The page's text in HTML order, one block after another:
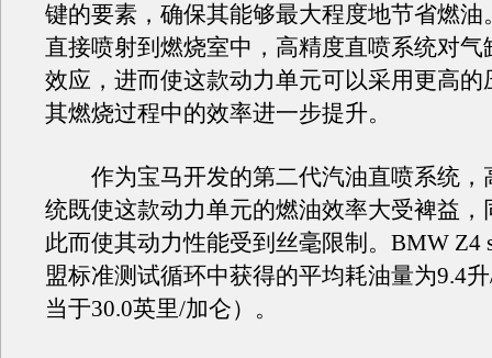
键的要素，确保其能够最大程度地节省燃油
直接喷射到燃烧室中，高精度直喷系统对气
效应，进而使这款动力单元可以采用更高的
其燃烧过程中的效率进一步提升。
作为宝马开发的第二代汽油直喷系统，
统既使这款动力单元的燃油效率大受裨益，
此而使其动力性能受到丝毫限制。BMW Z4
盟标准测试循环中获得的平均耗油量为9.4
当于30.0英里/加仑）。